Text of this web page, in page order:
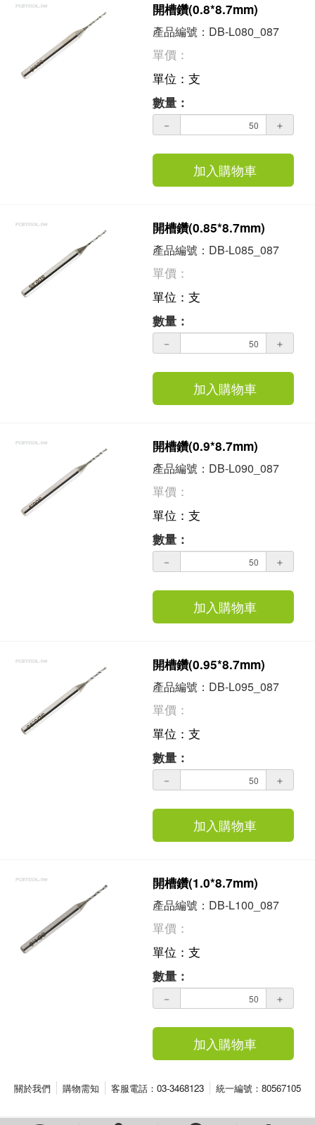
開槽鑽(0.8*8.7mm)
產品編號：DB-L080_087
單價：
單位：支
數量：
－ ＋
加入購物車
開槽鑽(0.85*8.7mm)
產品編號：DB-L085_087
單價：
單位：支
數量：
－ ＋
加入購物車
開槽鑽(0.9*8.7mm)
產品編號：DB-L090_087
單價：
單位：支
數量：
－ ＋
加入購物車
開槽鑽(0.95*8.7mm)
產品編號：DB-L095_087
單價：
單位：支
數量：
－ ＋
加入購物車
開槽鑽(1.0*8.7mm)
產品編號：DB-L100_087
單價：
單位：支
數量：
－ ＋
加入購物車
關於我們 購物需知 客服電話：03-3468123 統一編號：80567105